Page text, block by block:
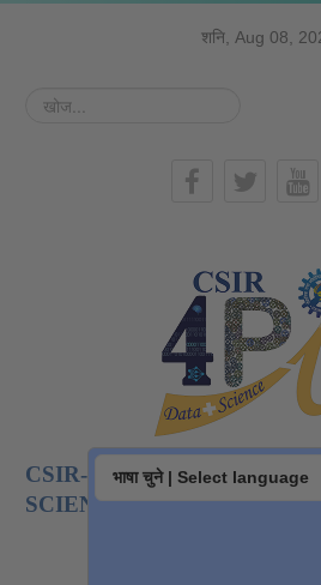
शनि, Aug 08,
खोज...
हिन्दी
CSIR-NATIONAL
SCIENCE AND AI
भाषा चुने | Select language